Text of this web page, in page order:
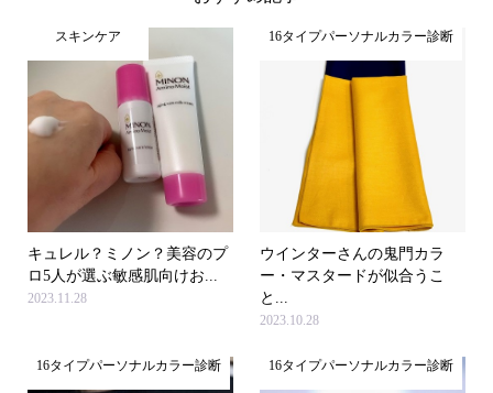
スキンケア
キュレル？ミノン？美容のプ
ロ5人が選ぶ敏感肌向けお...
2023.11.28
16タイプパーソナルカラー診断
ウインターさんの鬼門カラ
ー・マスタードが似合うこ
と...
2023.10.28
16タイプパーソナルカラー診断 16タイプパーソナルカラー診断